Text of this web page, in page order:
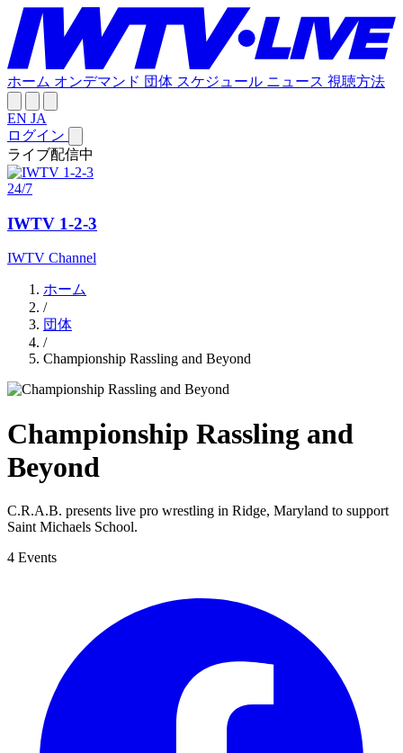
ホーム オンデマンド 団体 スケジュール ニュース 視聴方法
EN JA
ログイン
ライブ配信中
24/7
IWTV 1-2-3
IWTV Channel
ホーム
/
団体
/
Championship Rassling and Beyond
Championship Rassling and
Beyond
C.R.A.B. presents live pro wrestling in Ridge, Maryland to support
Saint Michaels School.
4 Events